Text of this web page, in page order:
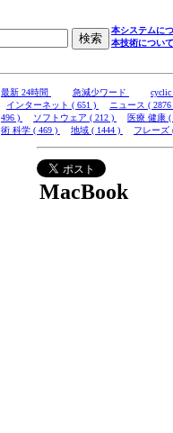
本システムに
本技術について
最新 24時間 急減少ワード
cyclic
インターネット ( 651 )
ニュース ( 2876
496 )
ソフトウェア ( 212 ) 医療 健康 (
術 科学 ( 469 )
地域 ( 1444 ) フレーズ
MacBook